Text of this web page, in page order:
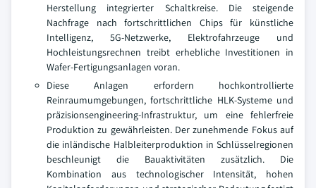
Herstellung integrierter Schaltkreise. Die steigende
Nachfrage nach fortschrittlichen Chips für künstliche
Intelligenz, 5G-Netzwerke, Elektrofahrzeuge und
Hochleistungsrechnen treibt erhebliche Investitionen in
Wafer-Fertigungsanlagen voran.
Diese Anlagen erfordern hochkontrollierte
Reinraumumgebungen, fortschrittliche HLK-Systeme und
präzisionsengineering-Infrastruktur, um eine fehlerfreie
Produktion zu gewährleisten. Der zunehmende Fokus auf
die inländische Halbleiterproduktion in Schlüsselregionen
beschleunigt die Bauaktivitäten zusätzlich. Die
Kombination aus technologischer Intensität, hohen